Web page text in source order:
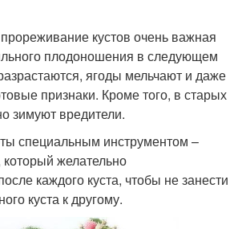
кустов очень важная
плодоношения в следующем
ягоды мельчают и даже
признаки. Кроме того, в старых
зимуют вредители.
специальным инструментом –
желательно
каждого куста, чтобы не занести
куста к другому.